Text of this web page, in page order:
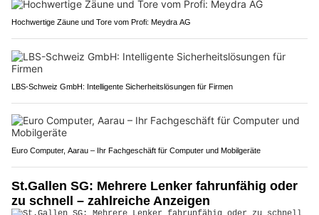
Hochwertige Zäune und Tore vom Profi: Meydra AG
LBS-Schweiz GmbH: Intelligente Sicherheitslösungen für Firmen
Euro Computer, Aarau – Ihr Fachgeschäft für Computer und Mobilgeräte
St.Gallen SG: Mehrere Lenker fahrunfähig oder
zu schnell – zahlreiche Anzeigen